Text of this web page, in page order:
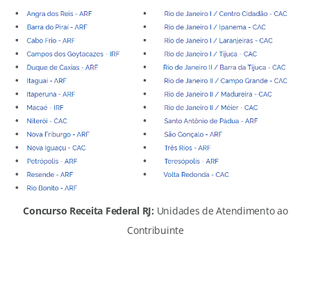
Concurso Receita Federal RJ: Unidades de Atendimento ao
Contribuinte